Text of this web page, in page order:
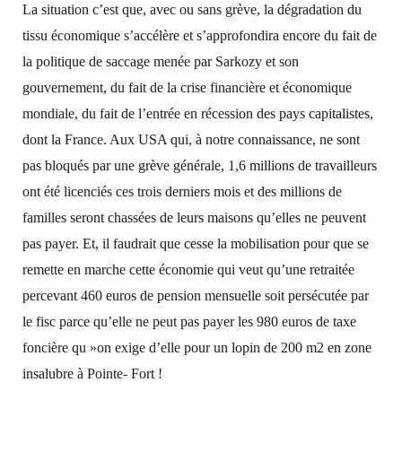
La situation c’est que, avec ou sans grève, la dégradation du
tissu économique s’accélère et s’approfondira encore du fait de
la politique de saccage menée par Sarkozy et son
gouvernement, du fait de la crise financière et économique
mondiale, du fait de l’entrée en récession des pays capitalistes,
dont la France. Aux USA qui, à notre connaissance, ne sont
pas bloqués par une grève générale, 1,6 millions de travailleurs
ont été licenciés ces trois derniers mois et des millions de
familles seront chassées de leurs maisons qu’elles ne peuvent
pas payer. Et, il faudrait que cesse la mobilisation pour que se
remette en marche cette économie qui veut qu’une retraitée
percevant 460 euros de pension mensuelle soit persécutée par
le fisc parce qu’elle ne peut pas payer les 980 euros de taxe
foncière qu »on exige d’elle pour un lopin de 200 m2 en zone
insalubre à Pointe- Fort !